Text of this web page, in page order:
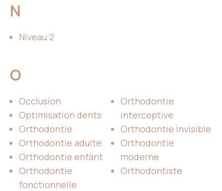
N
Niveau 2
O
Occlusion
Optimisation dents
Orthodontie
Orthodontie adulte
Orthodontie enfant
Orthodontie
fonctionnelle
Orthodontie
interceptive
Orthodontie invisible
Orthodontie
moderne
Orthodontiste